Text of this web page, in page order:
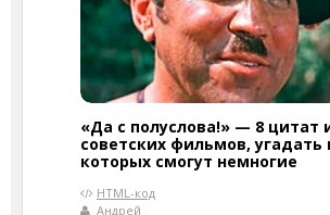
«Да с полуслова!» — 8 цитат
советских фильмов, угадать
которых смогут немногие
HTML-код
Андрей